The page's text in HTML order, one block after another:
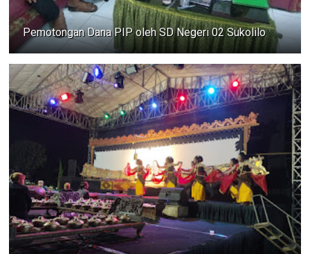
Pemotongan Dana PIP oleh SD Negeri 02 Sukolilo